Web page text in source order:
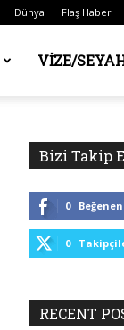
Dünya Flaş Haber
VIZE/
Bizi Takip
0
0
RECENT